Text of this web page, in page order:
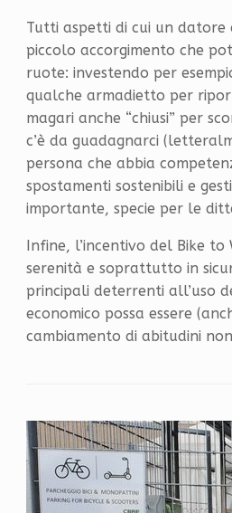
Tutti aspetti di cui un
piccolo accorgimento che
ruote: investendo per
qualche armadietto per
magari anche “chiusi” per
c’è da guadagnarci
persona che abbia
spostamenti sostenibili e
importante, specie per le
Infine, l’incentivo del Bike
serenità e soprattutto in
principali deterrenti all’uso
economico possa essere
cambiamento di abitudini